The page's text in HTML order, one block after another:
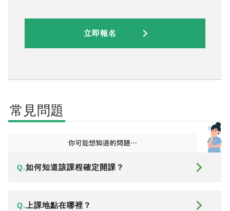
立即報名
常見問題
Q.如何知道該課程確定開課？
Q. 上課地點在哪裡？